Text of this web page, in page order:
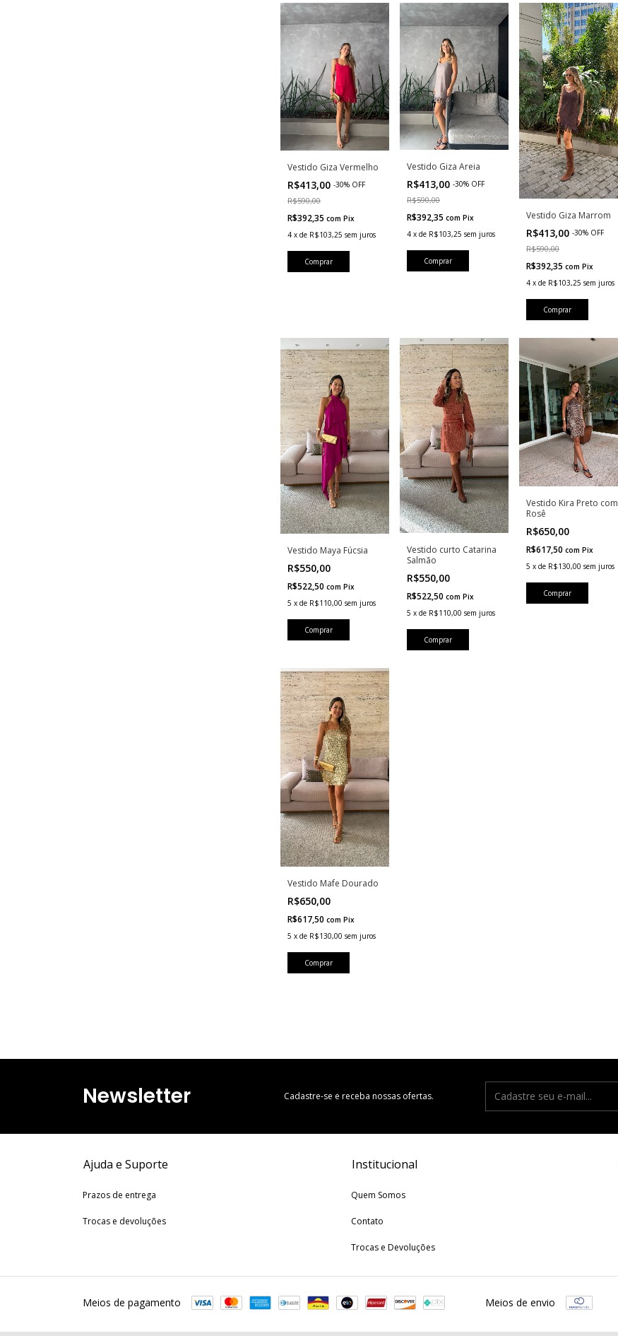
Vestido Giza Vermelho
R$413,00 -30% OFF
R$590,00
R$392,35 com Pix
4 x de R$103,25 sem juros
Comprar
Vestido Giza Areia
R$413,00 -30% OFF
R$590,00
R$392,35 com Pix
4 x de R$103,25 sem juros
Comprar
Vestido Giza Marrom
R$413,00 -30% OFF
R$590,00
R$392,35 com Pix
4 x de R$103,25 sem juros
Comprar
Vestido Maya Fúcsia
R$550,00
R$522,50 com Pix
5 x de R$110,00 sem juros
Comprar
Vestido curto Catarina
Salmão
R$550,00
R$522,50 com Pix
5 x de R$110,00 sem juros
Comprar
Vestido Kira Preto com
Rosê
R$650,00
R$617,50 com Pix
5 x de R$130,00 sem juros
Comprar
Vestido Mafe Dourado
R$650,00
R$617,50 com Pix
5 x de R$130,00 sem juros
Comprar
Newsletter Cadastre-se e receba nossas ofertas.
Ajuda e Suporte
Prazos de entrega
Trocas e devoluções
Institucional
Quem Somos
Contato
Trocas e Devoluções
Meios de pagamento Meios de envio